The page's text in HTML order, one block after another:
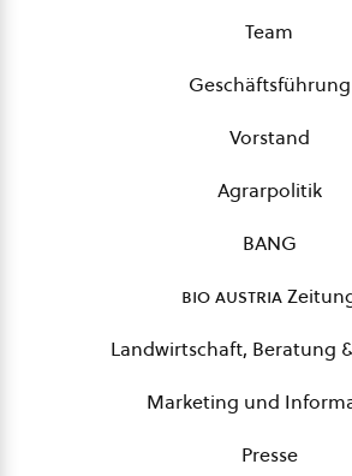
Team
Geschäftsführung
Vorstand
Agrarpolitik
BANG
bio austria
Landwirtschaft, Beratung
Marketing und
Presse